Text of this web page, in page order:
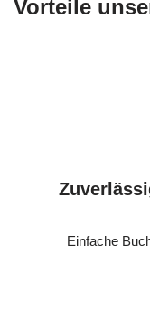
Vorteile
Einfache